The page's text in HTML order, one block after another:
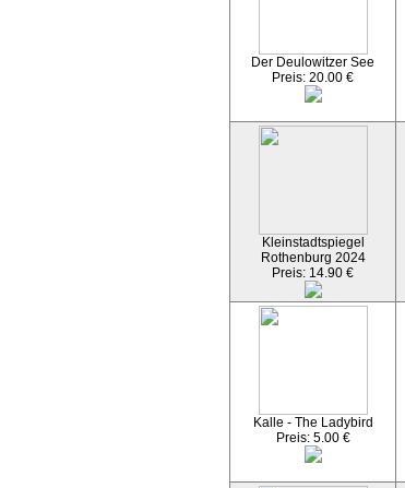
Der Deulowitzer See
Preis: 20.00 €
Kleinstadtspiegel
Rothenburg 2024
Preis: 14.90 €
Kalle - The Ladybird
Preis: 5.00 €